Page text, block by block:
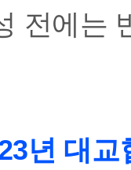
전에는
년 대교